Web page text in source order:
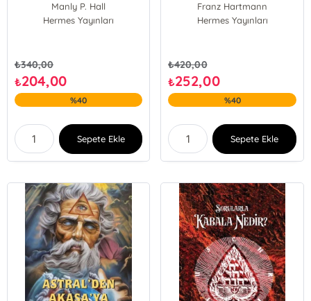
Manly P. Hall
Hermes Yayınları
₺340,00
₺204,00
%40
Sepete Ekle
Okült Bir İnceleme
Franz Hartmann
Hermes Yayınları
₺420,00
₺252,00
%40
Sepete Ekle